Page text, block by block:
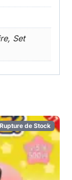
Set
Rupture de Stock